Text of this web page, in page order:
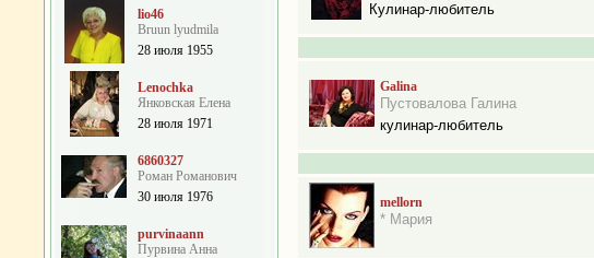
lio46
Bruun lyudmila
28 июля 1955
Lenochka
Янковская Елена
28 июля 1971
6860327
Роман Романович
30 июля 1976
purvinaann
Пурвина Анна
Кулинар-любитель
Galina
Пустовалова Галина
кулинар-любитель
mellorn
* Мария